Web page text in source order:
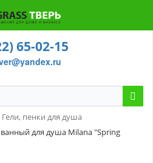
65-02-15
Гели, пенки для душа
для душа Milana "Spring